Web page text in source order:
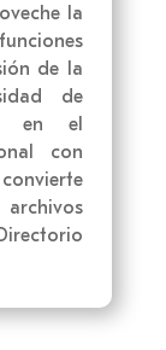
la
de la
de
en el
con